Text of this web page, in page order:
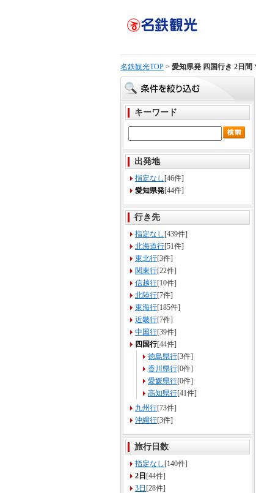
名鉄観光TOP > 愛知県発 四国行き 2日間
キーワード
出発地
指定なし [46件]
愛知県発[44件]
行き先
指定なし [439件]
北海道行[51件]
東北行[3件]
関東行[22件]
信越行[10件]
北陸行[7件]
東海行[185件]
近畿行[7件]
中国行[39件]
四国行[44件]
徳島県行[3件]
香川県行[0件]
愛媛県行[0件]
高知県行[41件]
九州行[73件]
沖縄行[3件]
旅行日数
指定なし [140件]
2日 [44件]
3日 [28件]